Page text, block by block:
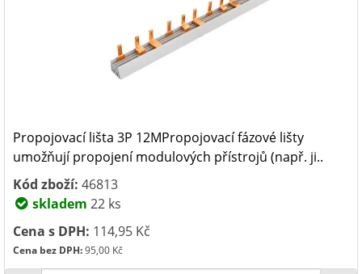
Propojovací lišta 3P 12MPropojovací fázové lišty
umožňují propojení modulových přístrojů (např. ji..
Kód zboží: 46813
skladem 22 ks
Cena s DPH: 114,95 Kč
Cena bez DPH:95,00 Kč